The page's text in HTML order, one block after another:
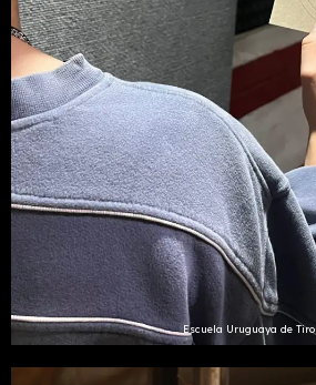
Escuela Uruguaya de Tiro